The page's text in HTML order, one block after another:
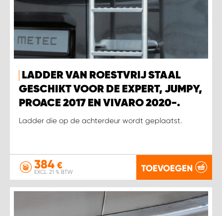
LADDER VAN ROESTVRIJ STAAL
GESCHIKT VOOR DE EXPERT, JUMPY,
PROACE 2017 EN VIVARO 2020-.
Ladder die op de achterdeur wordt geplaatst.
384 €
EXCL. 21 % BTW TOEVOEGEN